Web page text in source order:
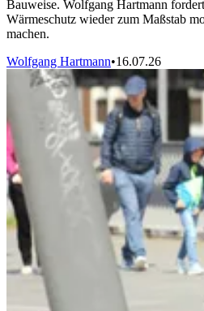
Bauweise. Wolfgang Hartmann
Wärmeschutz wieder zum Maßstab
machen.
Wolfgang Hartmann•16.07.26